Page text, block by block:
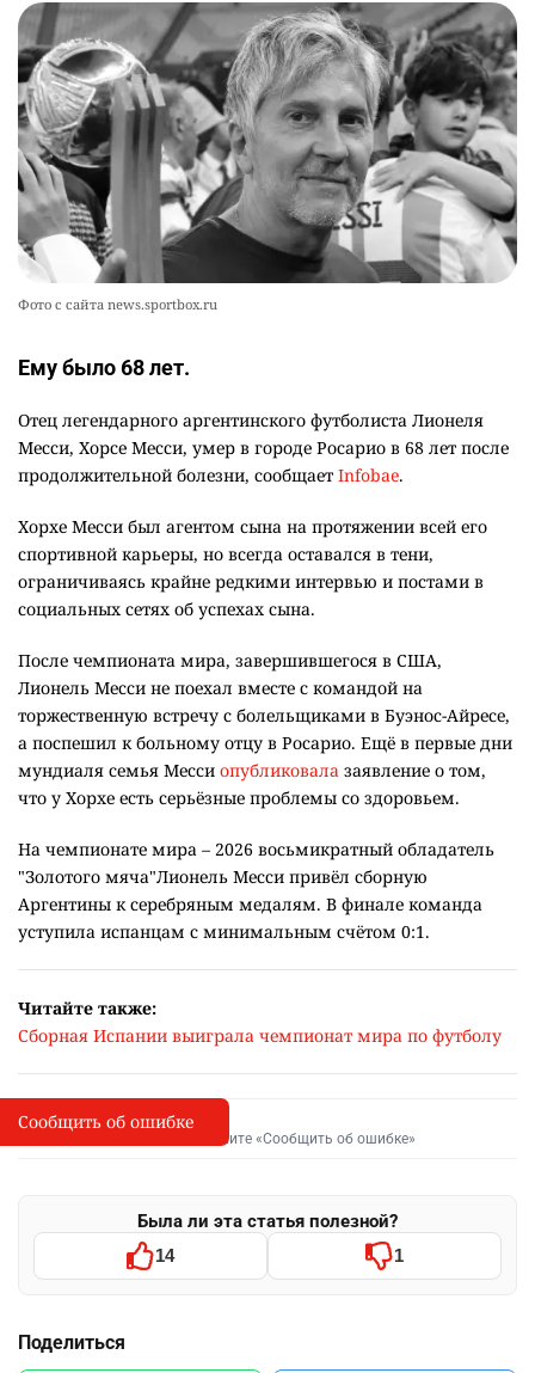
👀 Опубликован список обладателей
образовательных грантов
2383 0 8
10
🪱 "Мы думаем, что правим миром, но это не
так". Как дьявольские черви меняют наше
представление о жизни на Земле
0
Фото с сайта news.sportbox.ru
Ему было 68 лет.
Отец легендарного аргентинского футболиста Лионеля
Месси, Хорсе Месси, умер в городе Росарио в 68 лет после
продолжительной болезни, сообщает Infobae.
Хорхе Месси был агентом сына на протяжении всей его
спортивной карьеры, но всегда оставался в тени,
ограничиваясь крайне редкими интервью и постами в
социальных сетях об успехах сына.
После чемпионата мира, завершившегося в США,
Лионель Месси не поехал вместе с командой на
торжественную встречу с болельщиками в Буэнос-Айресе,
а поспешил к больному отцу в Росарио. Ещё в первые дни
мундиаля семья Месси опубликовала заявление о том,
что у Хорхе есть серьёзные проблемы со здоровьем.
На чемпионате мира – 2026 восьмикратный обладатель
"Золотого мяча"Лионель Месси привёл сборную
Аргентины к серебряным медалям. В финале команда
уступила испанцам с минимальным счётом 0:1.
Читайте также:
Сборная Испании выиграла чемпионат мира по футболу
I
Сообщить об опечатке
Выделите фрагмент и нажмите «Сообщить об ошибке»
Была ли эта статья полезной?
14 1
Поделиться
Сообщить об ошибке